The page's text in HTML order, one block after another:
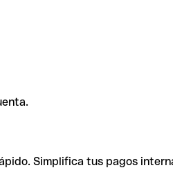
Simplifica tus pagos